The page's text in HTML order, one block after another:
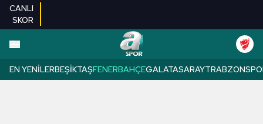
CANLI
SKOR
EN YENILERBEŞIKTAŞFENERBAHÇEGALATASARAY